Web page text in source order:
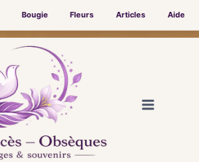
Bougie Fleurs Articles Aide